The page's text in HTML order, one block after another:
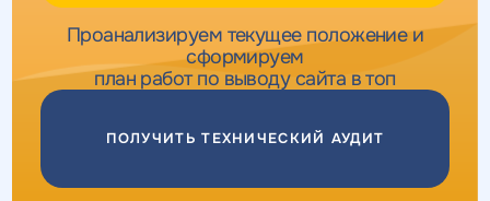
Проанализируем текущее положение и
сформируем
план работ по выводу сайта в топ
ПОЛУЧИТЬ ТЕХНИЧЕСКИЙ АУДИТ